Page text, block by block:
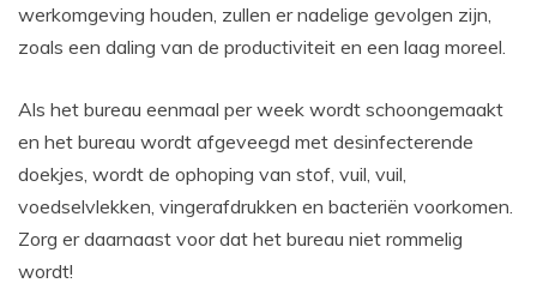
werkomgeving houden, zullen er nadelige gevolgen zijn,
zoals een daling van de productiviteit en een laag moreel.
Als het bureau eenmaal per week wordt schoongemaakt
en het bureau wordt afgeveegd met desinfecterende
doekjes, wordt de ophoping van stof, vuil, vuil,
voedselvlekken, vingerafdrukken en bacteriën voorkomen.
Zorg er daarnaast voor dat het bureau niet rommelig
wordt!